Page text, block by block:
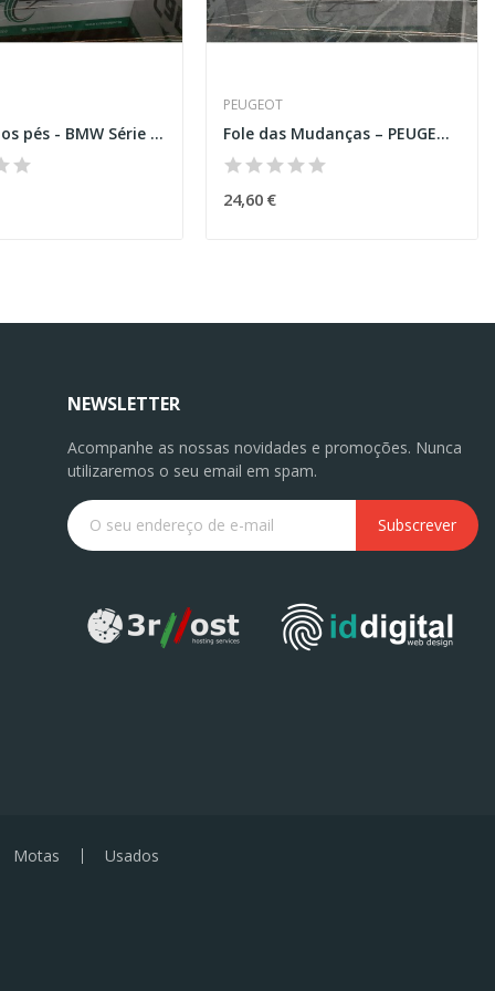
Módulo dos pés - BMW Série 3 (E90)
PEUGEOT
Fole das Mudanças – PEUGEOT 2008 II (U_)
24,60 €
NEWSLETTER
Acompanhe as nossas novidades e promoções. Nunca
utilizaremos o seu email em spam.
Subscrever
Motas Usados